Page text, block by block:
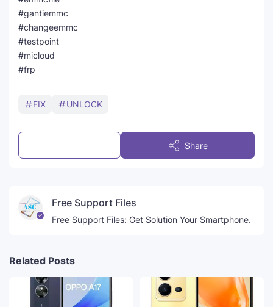
#gantiemmc
#changeemmc
#testpoint
#micloud
#frp
FIX UNLOCK
Share
Free Support Files
Free Support Files: Get Solution Your Smartphone.
Related Posts